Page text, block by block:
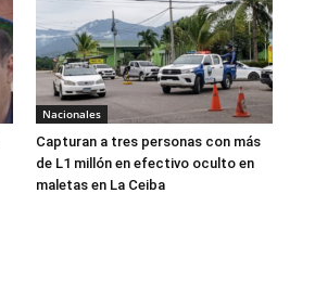
Nacionales
Capturan a tres personas con más
de L1 millón en efectivo oculto en
maletas en La Ceiba